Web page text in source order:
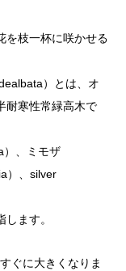
を枝一杯に咲かせる
）とは、オ
耐寒性常緑高木で
）、ミモザ
）、silver
ます。
ぐに大きくなりま